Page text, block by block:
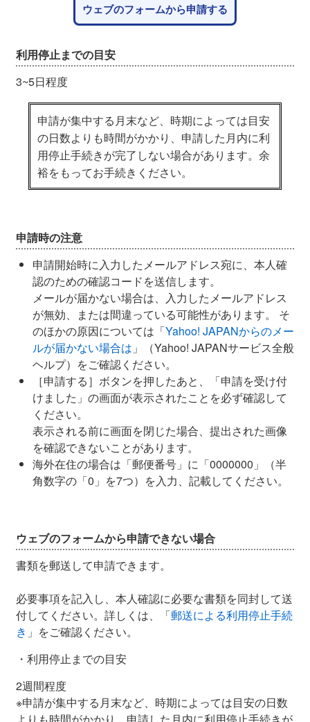
ウェブのフォームから申請する
利用停止までの目安
3~5日程度
申請が集中する月末など、時期によっては目安
の日数よりも時間がかかり、申請した月内に利
用停止手続きが完了しない場合があります。余
裕をもってお手続きください。
申請時の注意
申請開始時に入力したメールアドレス宛に、本人確
認のための確認コードを送信します。
メールが届かない場合は、入力したメールアドレス
が無効、または間違っている可能性があります。 そ
のほかの原因については「Yahoo! JAPANからのメー
ルが届かない場合は 」（Yahoo! JAPANサービス全般
ヘルプ）をご確認ください。
［申請する］ボタンを押したあと、「申請を受け付
けました」の画面が表示されたことを必ず確認して
ください。
表示される前に画面を閉じた場合、提出された画像
を確認できないことがあります。
海外在住の場合は「郵便番号」に「0000000」（半
角数字の「0」を7つ）を入力、記載してください。
ウェブのフォームから申請できない場合
書類を郵送して申請できます。
必要事項を記入し、本人確認に必要な書類を同封して送
付してください。詳しくは、「郵送による利用停止手続
き 」をご確認ください。
・利用停止までの目安
2週間程度
※申請が集中する月末など、時期によっては目安の日数